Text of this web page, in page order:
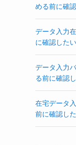
める前に確
データ入力
に確認した
データ入力
る前に確認
在宅データ
前に確認し